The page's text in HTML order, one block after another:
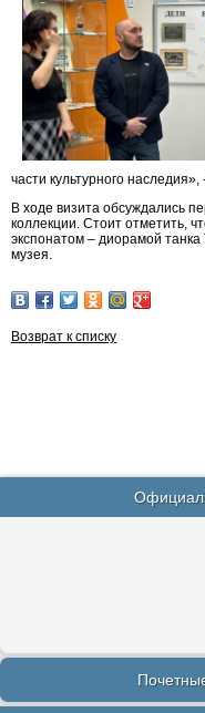
части культурного
В ходе визита обсуждались
коллекции. Стоит отметить,
экспонатом – диорамой
музея.
Возврат к списку